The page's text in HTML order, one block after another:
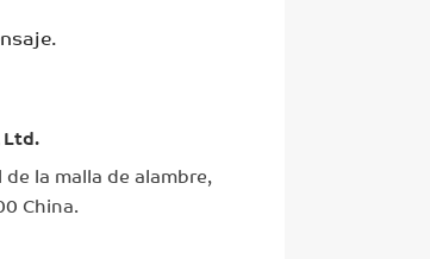
la malla de alambre,
China.